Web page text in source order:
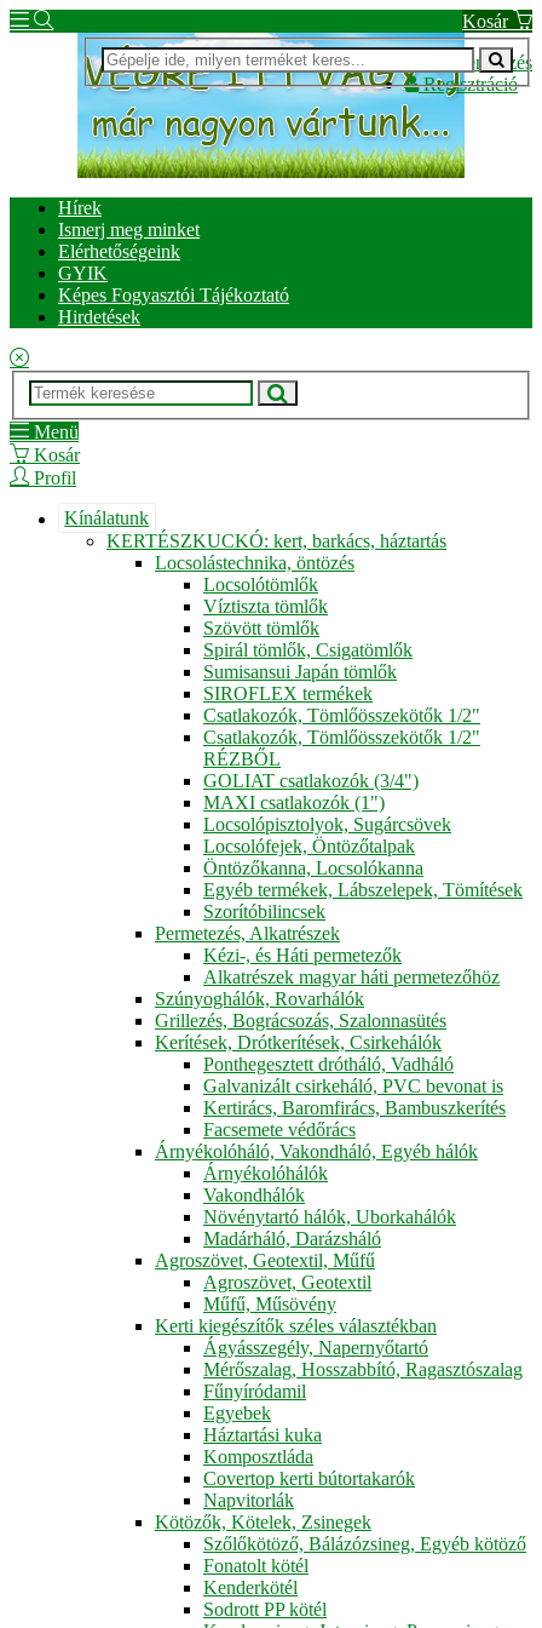
Kosár
Bejelentkezés
Regisztráció
Hírek
Ismerj meg minket
Elérhetőségeink
GYIK
Képes Fogyasztói Tájékoztató
Hirdetések
Menü
Kosár
Profil
Kínálatunk
KERTÉSZKUCKÓ: kert, barkács, háztartás
Locsolástechnika, öntözés
Locsolótömlők
Víztiszta tömlők
Szövött tömlők
Spirál tömlők, Csigatömlők
Sumisansui Japán tömlők
SIROFLEX termékek
Csatlakozók, Tömlőösszekötők 1/2"
Csatlakozók, Tömlőösszekötők 1/2"
RÉZBŐL
GOLIAT csatlakozók (3/4")
MAXI csatlakozók (1")
Locsolópisztolyok, Sugárcsövek
Locsolófejek, Öntözőtalpak
Öntözőkanna, Locsolókanna
Egyéb termékek, Lábszelepek, Tömítések
Szorítóbilincsek
Permetezés, Alkatrészek
Kézi-, és Háti permetezők
Alkatrészek magyar háti permetezőhöz
Szúnyoghálók, Rovarhálók
Grillezés, Bográcsozás, Szalonnasütés
Kerítések, Drótkerítések, Csirkehálók
Ponthegesztett drótháló, Vadháló
Galvanizált csirkeháló, PVC bevonat is
Kertirács, Baromfirács, Bambuszkerítés
Facsemete védőrács
Árnyékolóháló, Vakondháló, Egyéb hálók
Árnyékolóhálók
Vakondhálók
Növénytartó hálók, Uborkahálók
Madárháló, Darázsháló
Agroszövet, Geotextil, Műfű
Agroszövet, Geotextil
Műfű, Műsövény
Kerti kiegészítők széles választékban
Ágyásszegély, Napernyőtartó
Mérőszalag, Hosszabbító, Ragasztószalag
Fűnyíródamil
Egyebek
Háztartási kuka
Komposztláda
Covertop kerti bútortakarók
Napvitorlák
Kötözők, Kötelek, Zsinegek
Szőlőkötöző, Bálázózsineg, Egyéb kötöző
Fonatolt kötél
Kenderkötél
Sodrott PP kötél